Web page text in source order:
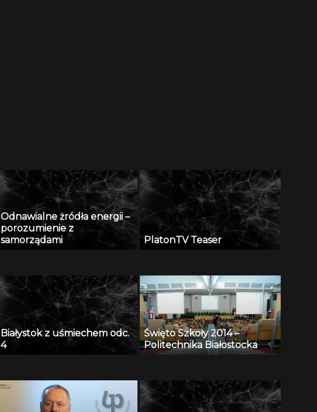
Odnawialne żródła energii –
porozumienie z
samorządami
PlatonTV Teaser
Białystok z uśmiechem odc.
4
Święto Szkoły 2014 –
Politechnika Białostocka